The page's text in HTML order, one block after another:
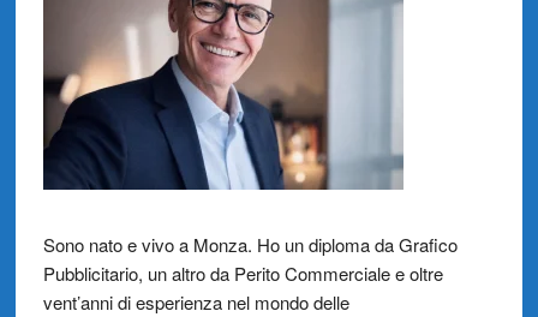
Sono nato e vivo a Monza. Ho un diploma da Grafico
Pubblicitario, un altro da Perito Commerciale e oltre
vent’anni di esperienza nel mondo delle